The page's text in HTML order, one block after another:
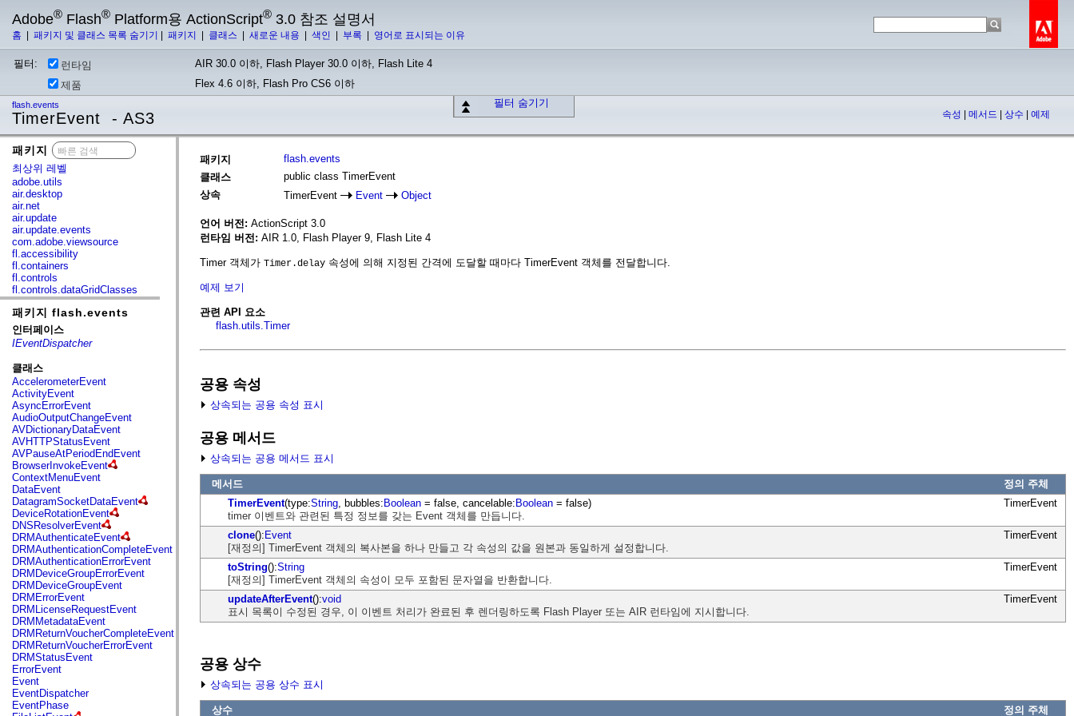
Adobe® Flash® Platform용 ActionScript® 3.0 참조 설명서
홈 패키지 및 클래스 목록 숨기기 패키지 클래스 새로운 내용 색인 부록 영어로 표시되는 이유
필터: 런타임
AIR 30.0 이하, Flash Player 30.0 이하, Flash Lite 4
제품
Flex 4.6 이하, Flash Pro CS6 이하
필터 숨기기
flash.events
TimerEvent - AS3 속성 메서드 상수 예제
패키지
최상위 레벨
adobe.utils
air.desktop
air.net
air.update
air.update.events
com.adobe.viewsource
fl.accessibility
fl.containers
fl.controls
fl.controls.dataGridClasses
fl.controls.listClasses
fl.controls.progressBarClasses
fl.core
fl.data
fl.display
fl.events
fl.ik
fl.lang
fl.livepreview
fl.managers
fl.motion
fl.motion.easing
fl.rsl
fl.text
fl.transitions
fl.transitions.easing
fl.video
flash.accessibility
flash.concurrent
flash.crypto
flash.data
flash.desktop
flash.display
flash.display3D
flash.display3D.textures
flash.errors
flash.events
flash.external
flash.filesystem
flash.filters
flash.geom
flash.globalization
flash.html
flash.media
flash.net
패키지 flash.events
인터페이스
IEventDispatcher
클래스
AccelerometerEvent
ActivityEvent
AsyncErrorEvent
AudioOutputChangeEvent
AVDictionaryDataEvent
AVHTTPStatusEvent
AVPauseAtPeriodEndEvent
BrowserInvokeEvent
ContextMenuEvent
DataEvent
DatagramSocketDataEvent
DeviceRotationEvent
DNSResolverEvent
DRMAuthenticateEvent
DRMAuthenticationCompleteEvent
DRMAuthenticationErrorEvent
DRMDeviceGroupErrorEvent
DRMDeviceGroupEvent
DRMErrorEvent
DRMLicenseRequestEvent
DRMMetadataEvent
DRMReturnVoucherCompleteEvent
DRMReturnVoucherErrorEvent
DRMStatusEvent
ErrorEvent
Event
EventDispatcher
EventPhase
패키지
flash.events
클래스
public class TimerEvent
상속
TimerEvent Event Object
언어 버전: ActionScript 3.0
런타임 버전: AIR 1.0, Flash Player 9, Flash Lite 4
Timer 객체가 Timer.delay 속성에 의해 지정된 간격에 도달할 때마다 TimerEvent 객체를 전달합니다.
예제 보기
관련 API 요소
flash.utils.Timer
공용 속성
상속되는 공용 속성 표시
공용 메서드
상속되는 공용 메서드 표시
메서드
정의 주체
TimerEvent(type:String , bubbles:Boolean = false, cancelable:Boolean = false)
timer 이벤트와 관련된 특정 정보를 갖는 Event 객체를 만듭니다.
TimerEvent
clone():Event
[재정의] TimerEvent 객체의 복사본을 하나 만들고 각 속성의 값을 원본과 동일하게 설정합니다.
TimerEvent
toString():String
[재정의] TimerEvent 객체의 속성이 모두 포함된 문자열을 반환합니다.
TimerEvent
updateAfterEvent():void
표시 목록이 수정된 경우, 이 이벤트 처리가 완료된 후 렌더링하도록 Flash Player 또는 AIR 런타임에 지시합니다.
TimerEvent
공용 상수
상속되는 공용 상수 표시
상수 정의 주체